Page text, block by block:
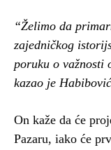
“Želimo da
zajedničkog
poruku o važnosti
kazao je
On kaže da će
Pazaru, iako će